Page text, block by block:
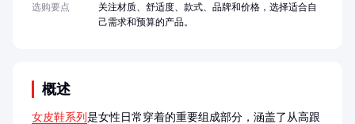
概述
女皮鞋系列 是女性日常穿着的重要组成部分，涵盖了从高跟
选购要点
关注材质、舒适度、款式、品牌和价格，选择适合自
己需求和预算的产品。